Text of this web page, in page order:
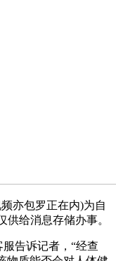
亦包罗正在内)为自
供给消息存储办事。
告诉记者，“经查